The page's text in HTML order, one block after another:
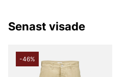
Hur kom namnet NN07
NN07 är ett varumärke för
Därav namnet NN07, som står
07 från året då det skapades,
Senast visade
-46%